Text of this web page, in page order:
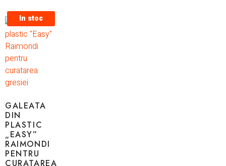
In stoc
GALEATA
DIN
PLASTIC
„EASY”
RAIMONDI
PENTRU
CURATAREA